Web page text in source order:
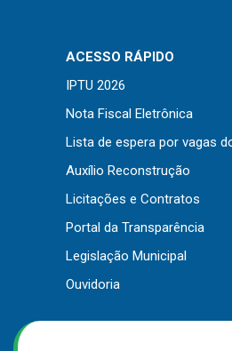
Portal da Transparência
Outros
Downloads
Notícias
Contato
ACESSO RÁPIDO
IPTU 2026
Nota Fiscal Eletrônica
Lista de espera por vagas
Auxílio Reconstrução
Licitações e Contratos
Portal da Transparência
Legislação Municipal
Ouvidoria